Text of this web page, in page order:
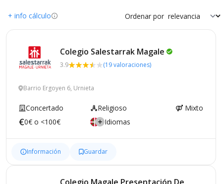
+ info cálculo Ordenar por
Colegio Salestarrak Magale
3.9 (19 valoraciones)
Barrio Ergoyen 6, Urnieta
Concertado Religioso
Mixto
0€ o <100€
Idiomas
Información Guardar